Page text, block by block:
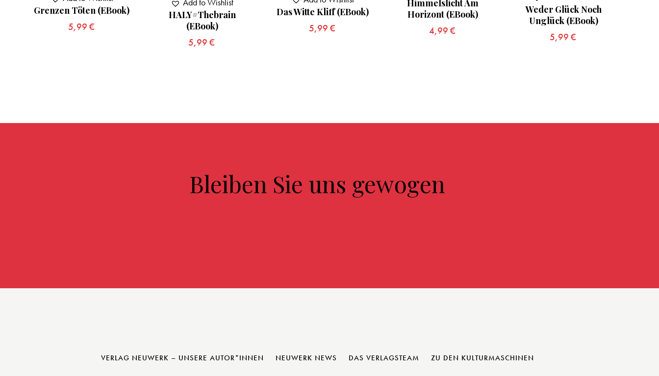
Grenzen Töten (eBook)
5,99 €
HALY#thebrain
(eBook)
5,99€
Add to Wishlist
Das Witte Kliff (eBook)
5,99 €
Himmelslicht Am
Horizont (eBook)
4,99€
Weder Glück Noch
Unglück (eBook)
5,99€
Bleiben Sie uns gewogen
VERLAG NEUWERK – UNSERE AUTOR*INNEN NEUWERK NEWS DAS VERLAGSTEAM ZU DEN KULTURMASCHINEN